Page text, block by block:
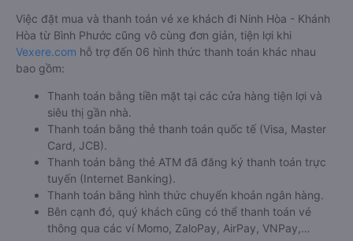
Việc đặt mua và thanh toán vé xe khách đi Ninh Hòa - Khánh
Hòa từ Bình Phước cũng vô cùng đơn giản, tiện lợi khi
Vexere.com hỗ trợ đến 06 hình thức thanh toán khác nhau
bao gồm:
Thanh toán bằng tiền mặt tại các cửa hàng tiện lợi và
siêu thị gần nhà.
Thanh toán bằng thẻ thanh toán quốc tế (Visa, Master
Card, JCB).
Thanh toán bằng thẻ ATM đã đăng ký thanh toán trực
tuyến (Internet Banking).
Thanh toán bằng hình thức chuyển khoản ngân hàng.
Bên cạnh đó, quý khách cũng có thể thanh toán vé
thông qua các ví Momo, ZaloPay, AirPay, VNPay,…